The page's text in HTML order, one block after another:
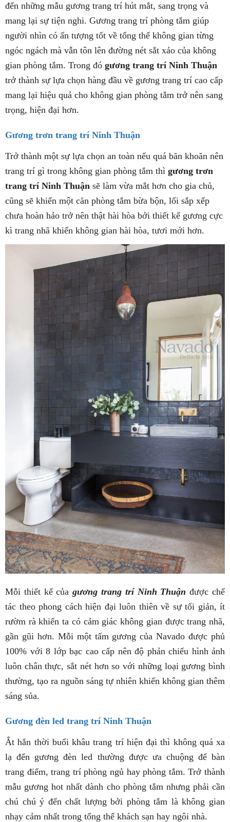
đến những mẫu gương trang trí hút mắt, sang trọng và
mang lại sự tiện nghi. Gương trang trí phòng tắm giúp
người nhìn có ấn tượng tốt về tổng thể không gian từng
ngóc ngách mà vẫn tôn lên đường nét sắt xảo của không
gian phòng tắm. Trong đó gương trang trí Ninh Thuận
trở thành sự lựa chọn hàng đầu về gương trang trí cao cấp
mang lại hiệu quả cho không gian phòng tắm trở nên sang
trọng, hiện đại hơn.
Gương trơn trang trí Ninh Thuận
Trở thành một sự lựa chọn an toàn nếu quá băn khoăn nên
trang trí gì trong không gian phòng tắm thì gương trơn
trang trí Ninh Thuận sẽ làm vừa mắt hơn cho gia chủ,
cũng sẽ khiến một căn phòng tắm bừa bộn, lối sắp xếp
chưa hoàn hảo trở nên thật hài hòa bởi thiết kế gương cực
kì trang nhã khiến không gian hài hòa, tươi mới hơn.
Mỗi thiết kế củagương trang trí Ninh Thuận được chế
tác theo phong cách hiện đại luôn thiên về sự tối giản, ít
rườm rà khiến ta có cảm giác không gian được trang nhã,
gần gũi hơn. Mỗi một tấm gương của Navado được phủ
100% với 8 lớp bạc cao cấp nên độ phản chiếu hình ảnh
luôn chân thực, sắt nét hơn so với những loại gương bình
thường, tạo ra nguồn sáng tự nhiên khiến không gian thêm
sáng sủa.
Gương đèn led trang trí Ninh Thuận
Ắt hẳn thời buổi khâu trang trí hiện đại thì không quá xa
lạ đến gương đèn led thường được ưa chuộng để bàn
trang điểm, trang trí phòng ngủ hay phòng tắm. Trở thành
mẫu gương hot nhất dành cho phòng tắm nhưng phải cần
chú chú ý đến chất lượng bởi phòng tắm là không gian
nhạy cảm nhất trong tổng thể khách sạn hay ngôi nhà.